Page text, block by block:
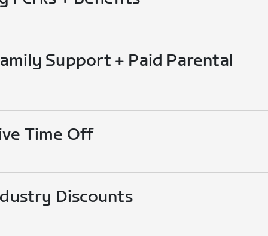
Support + Paid Parental
Time Off
Discounts